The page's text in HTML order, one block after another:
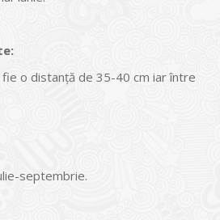
o distanţă de 35-40 cm iar între
septembrie.